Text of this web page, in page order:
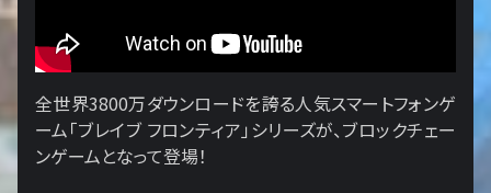
全世界3800万ダウンロードを誇る人気スマートフォンゲ
ーム「ブレイブ フロンティア」シリーズが、ブロックチェー
ンゲームとなって登場！